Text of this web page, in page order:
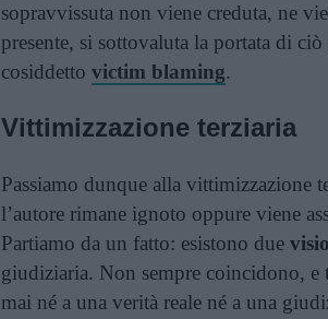
sopravvissuta non viene creduta, ne
presente, si sottovaluta la portata di
cosiddetto victim blaming.
Vittimizzazione terziaria
Passiamo dunque alla vittimizzazione
l’autore rimane ignoto oppure viene
Partiamo da un fatto: esistono due
giudiziaria. Non sempre coincidono,
mai né a una verità reale né a una